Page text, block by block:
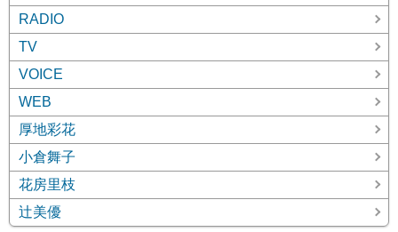
RADIO
TV
VOICE
WEB
厚地彩花
小倉舞子
花房里枝
辻美優